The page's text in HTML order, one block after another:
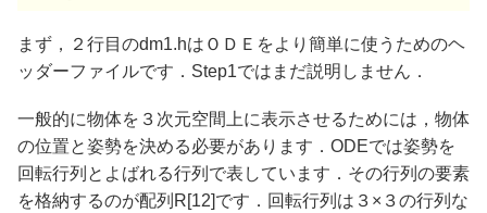
まず，２行目のdm1.hはＯＤＥをより簡単に使うためのヘ
ッダーファイルです．Step1ではまだ説明しません．
一般的に物体を３次元空間上に表示させるためには，物体
の位置と姿勢を決める必要があります．ODEでは姿勢を
回転行列とよばれる行列で表しています．その行列の要素
を格納するのが配列R[12]です．回転行列は３×３の行列な